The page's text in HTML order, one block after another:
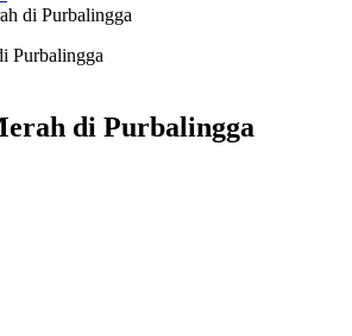
di Purbalingga
di Purbalingga